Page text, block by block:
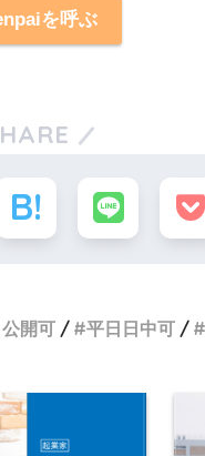
を呼ぶ
開可
平日日中可